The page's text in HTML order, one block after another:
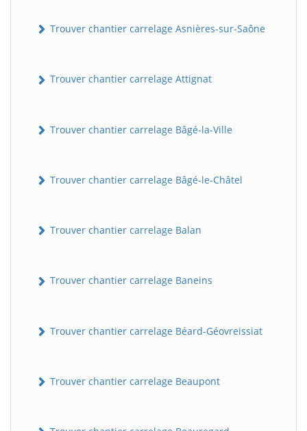
Trouver chantier carrelage Asnières-sur-Saône
Trouver chantier carrelage Attignat
Trouver chantier carrelage Bâgé-la-Ville
Trouver chantier carrelage Bâgé-le-Châtel
Trouver chantier carrelage Balan
Trouver chantier carrelage Baneins
Trouver chantier carrelage Béard-Géovreissiat
Trouver chantier carrelage Beaupont